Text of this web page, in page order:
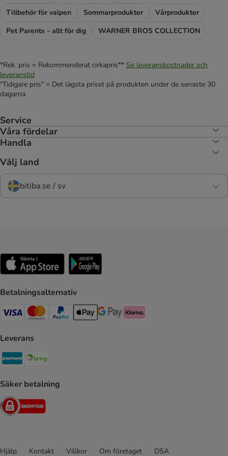
Tillbehör för valpen
Sommarprodukter
Vårprodukter
Pet Parents - allt för dig
WARNER BROS COLLECTION
*Rek. pris = Rekommenderat cirkapris** Se leveranskostnader och
leveranstid
"Tidigare pris" = Det lägsta priset på produkten under de senaste 30
dagarna
Service
Våra fördelar
Handla
Välj land
bitiba.se / sv
Betalningsalternativ
VISA Payment Method
Mastercard Payment Method
Paypal Payment Method
Apple Pay Payment Method
Google Pay Payment Method
Klarna Payment Method
Leverans
Postnord Shipping Method
Säker betalning
Security
Hjälp Kontakt Villkor Om företaget DSA